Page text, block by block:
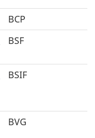
BCP
BSF
BSIF
BVG